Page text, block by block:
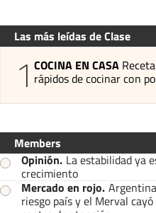
Las más leídas de Clase
1 COCINA EN CASA
rápidos de cocinar con
Members
Opinión. La estabilidad ya
crecimiento
Mercado en rojo.
riesgo país y el Merval